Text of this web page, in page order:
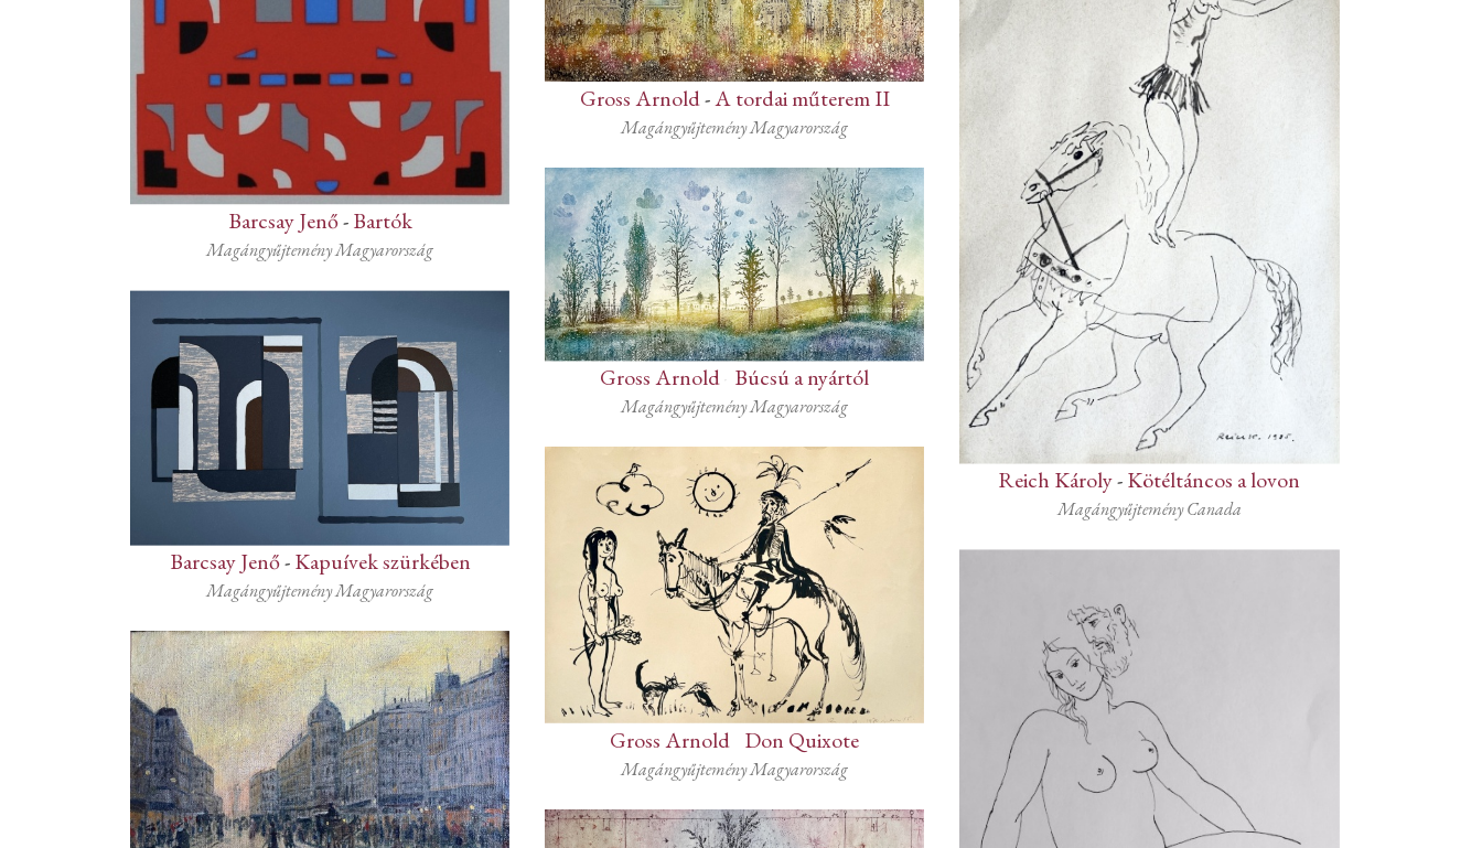
Barcsay Jenő-Bartók
Magángyűjtemény Magyarország
Barcsay Jenő-Kapuívek szürkében
Magángyűjtemény Magyarország
Gross Arnold-A tordai műterem II
Magángyűjtemény Magyarország
Gross Arnold- Búcsú a nyártól
Magángyűjtemény Magyarország
Gross Arnold Don Quixote
Magángyűjtemény Magyarország
Reich Károly-Kötéltáncos a lovon
Magángyűjtemény Canada